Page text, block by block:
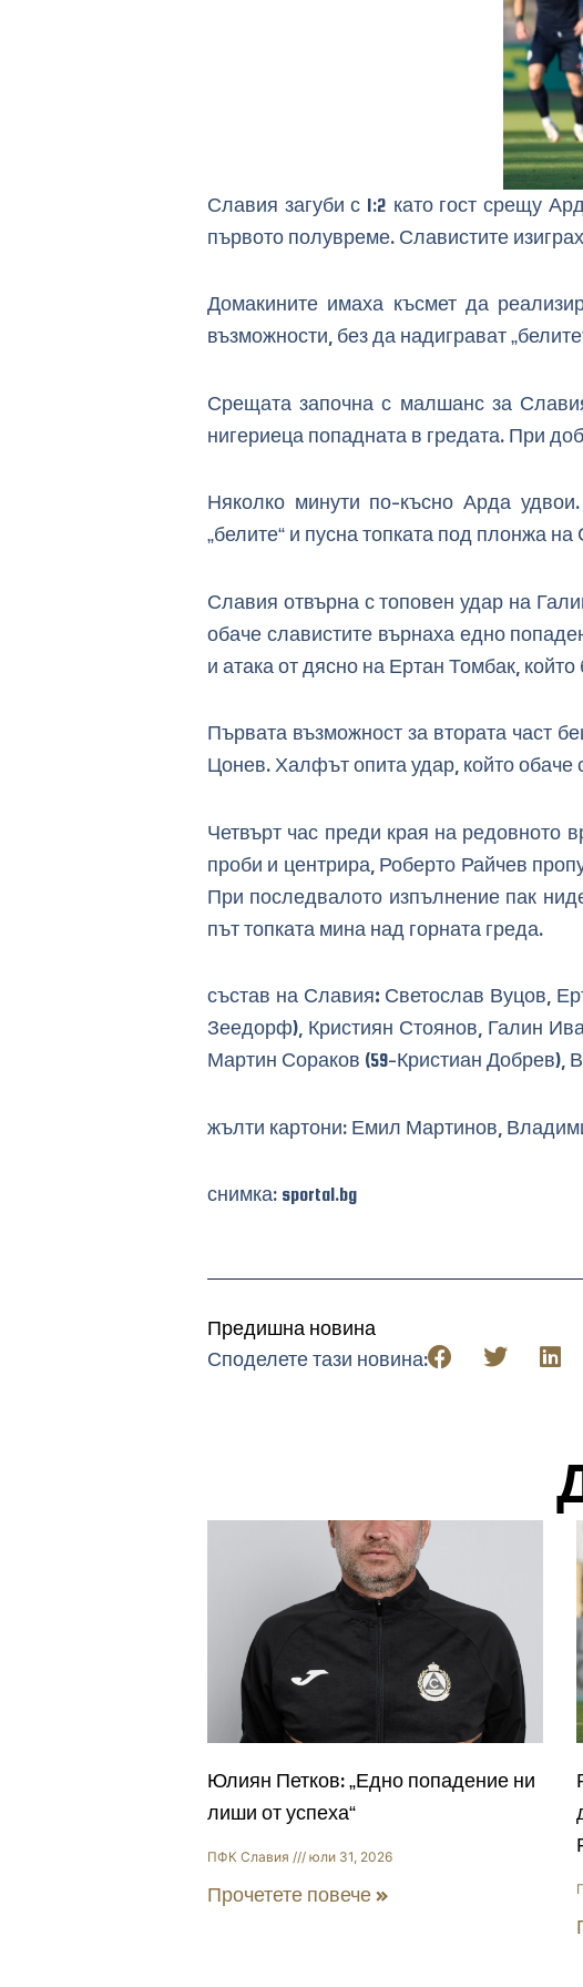
Славия загуби с 1:2 като гост срещу
първото полувреме. Славистите
Домакините имаха късмет да
възможности, без да надиграват
Срещата започна с малшанс за
нигериеца попадната в гредата. При
Няколко минути по-късно Арда
„белите“ и пусна топката под плонжа
Славия отвърна с топовен удар на
обаче славистите върнаха едно
и атака от дясно на Ертан Томбак,
Първата възможност за втората част
Цонев. Халфът опита удар, който обаче
Четвърт час преди края на редовното
проби и центрира, Роберто Райчев
При последвалото изпълнение пак
път топката мина над горната греда.
състав на Славия: Светослав Вуцов,
Зеедорф), Кристиян Стоянов, Галин
Мартин Сораков (59-Кристиан Добрев),
жълти картони: Емил Мартинов,
снимка: sportal.bg
Предишна новина
Споделете тази новина:
Юлиян Петков: „Едно попадение ни
лиши от успеха“
ПФК Славия юли 31, 2026
Прочетете повече »